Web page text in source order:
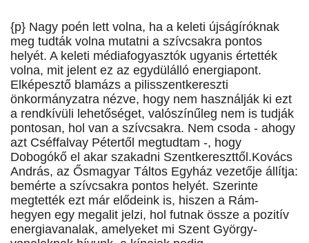
{p} Nagy poén lett volna, ha a keleti újságíróknak
meg tudták volna mutatni a szívcsakra pontos
helyét. A keleti médiafogyasztók ugyanis értették
volna, mit jelent ez az egydülálló energiapont.
Elképesztő blamázs a pilisszentkereszti
önkormányzatra nézve, hogy nem használják ki ezt
a rendkívüli lehetőséget, valószínűleg nem is tudják
pontosan, hol van a szívcsakra. Nem csoda - ahogy
azt Cséffalvay Pétertől megtudtam -, hogy
Dobogókő el akar szakadni Szentkereszttől.Kovács
András, az Ősmagyar Táltos Egyház vezetője állítja:
bemérte a szívcsakra pontos helyét. Szerinte
megtették ezt már elődeink is, hiszen a Rám-
hegyen egy megalit jelzi, hol futnak össze a pozitív
energiavanalak, amelyeket mi Szent György-